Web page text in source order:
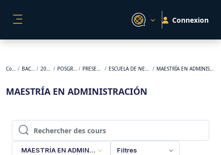
Connexion
Cours BACKUP 2024-2 POSGRADO PRESENCIAL ESCUELA DE NEGOCIOS MAESTRÍA EN ADMINISTRACIÓN
MAESTRÍA EN ADMINISTRACIÓN
Rechercher des cours
Rechercher des cours
MAESTRÍA EN ADMINISTRACIÓNFiltres